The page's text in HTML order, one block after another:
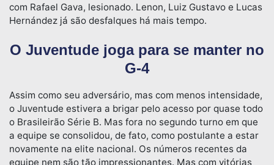
com Rafael Gava, lesionado. Lenon, Luiz Gustavo e Lucas
Hernández já são desfalques há mais tempo.
O Juventude joga para se manter no
G-4
Assim como seu adversário, mas com menos intensidade,
o Juventude estivera a brigar pelo acesso por quase todo
o Brasileirão Série B. Mas fora no segundo turno em que
a equipe se consolidou, de fato, como postulante a estar
novamente na elite nacional. Os números recentes da
equipe nem são tão impressionantes. Mas com vitórias